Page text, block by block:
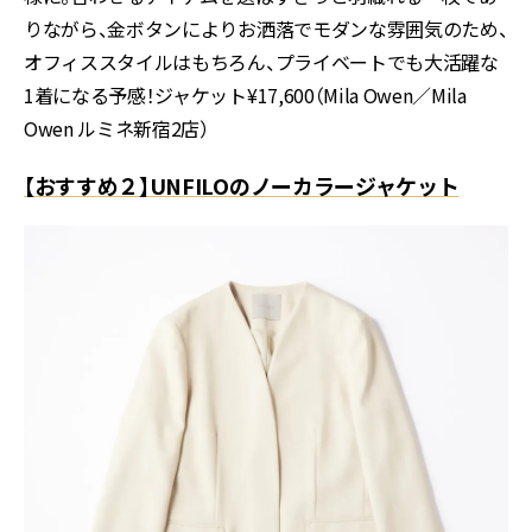
りながら、金ボタンによりお洒落でモダンな雰囲気のため、
オフィススタイルはもちろん、プライベートでも大活躍な
1着になる予感！ジャケット¥17,600（Mila Owen／Mila
Owen ルミネ新宿2店）
【おすすめ２】UNFILOのノーカラージャケット